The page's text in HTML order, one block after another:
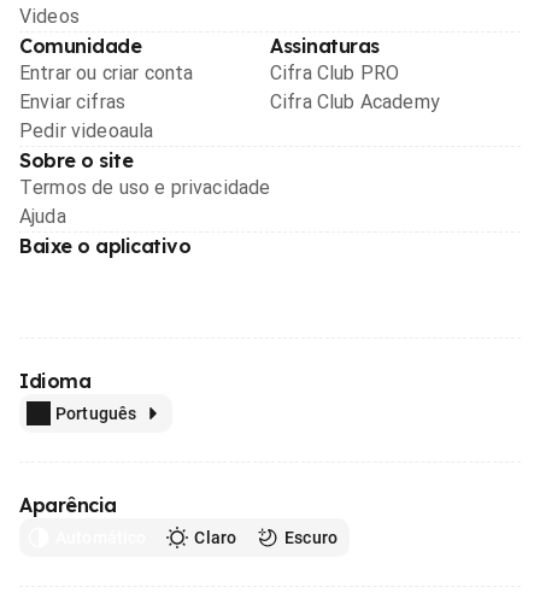
Videos
Comunidade
Entrar ou criar conta
Enviar cifras
Pedir videoaula
Assinaturas
Cifra Club PRO
Cifra Club Academy
Sobre o site
Termos de uso e privacidade
Ajuda
Baixe o aplicativo
Idioma
Português
Aparência
Claro Escuro